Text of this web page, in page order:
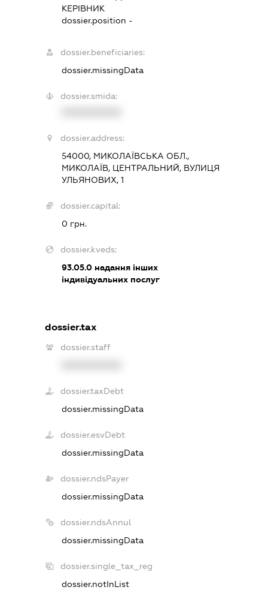
КЕРІВНИК
dossier.position -
dossier.beneficiaries:
dossier.missingData
dossier.smida:
dossier.address:
54000, МИКОЛАЇВСЬКА ОБЛ.,
МИКОЛАЇВ, ЦЕНТРАЛЬНИЙ, ВУЛИЦЯ
УЛЬЯНОВИХ, 1
dossier.capital:
0 грн.
dossier.kveds:
93.05.0надання інших
індивідуальних послуг
dossier.tax
dossier.staff
dossier.taxDebt
dossier.missingData
dossier.esvDebt
dossier.missingData
dossier.ndsPayer
dossier.missingData
dossier.ndsAnnul
dossier.missingData
dossier.single_tax_reg
dossier.notInList